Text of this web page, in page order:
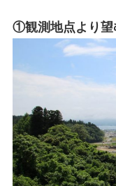
①観測地点より望